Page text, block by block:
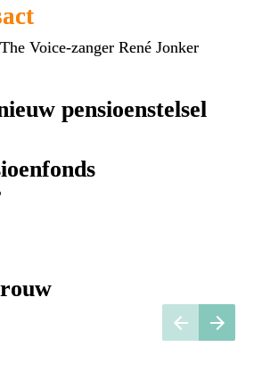
Voice-zanger René Jonker
pensioenstelsel